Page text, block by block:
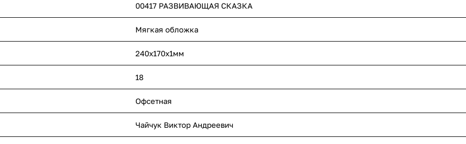
00417 РАЗВИВАЮЩАЯ СКАЗКА
Мягкая обложка
240х170х1мм
18
Офсетная
Чайчук Виктор Андреевич